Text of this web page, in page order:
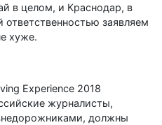
в целом, и Краснодар, в
ответственностью заявляем
хуже.
Experience 2018
журналисты,
должны